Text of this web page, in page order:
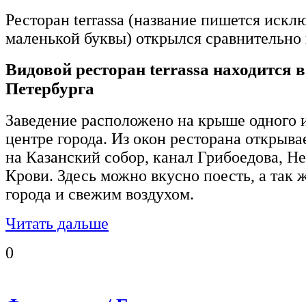
Ресторан terrassa (название пишется
маленькой буквы) открылся
Видовой ресторан terrassa находится
Петербурга
Заведение расположено на крыше одного
центре города. Из окон ресторана
на Казанский собор, канал Грибоедова,
Крови. Здесь можно вкусно поесть, а так
города и свежим воздухом.
Читать дальше
0